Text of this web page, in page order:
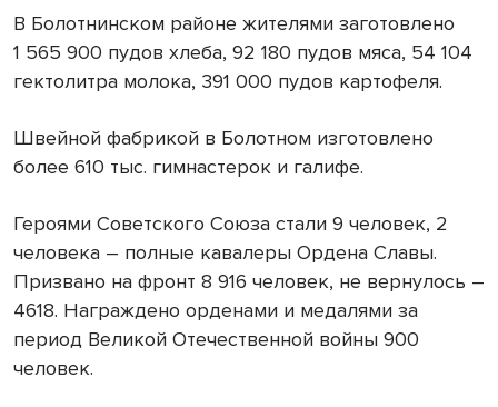
В Болотнинском районе жителями заготовлено
1 565 900 пудов хлеба, 92 180 пудов мяса, 54 104
гектолитра молока, 391 000 пудов картофеля.
Швейной фабрикой в Болотном изготовлено
более 610 тыс. гимнастерок и галифе.
Героями Советского Союза стали 9 человек, 2
человека – полные кавалеры Ордена Славы.
Призвано на фронт 8 916 человек, не вернулось –
4618. Награждено орденами и медалями за
период Великой Отечественной войны 900
человек.